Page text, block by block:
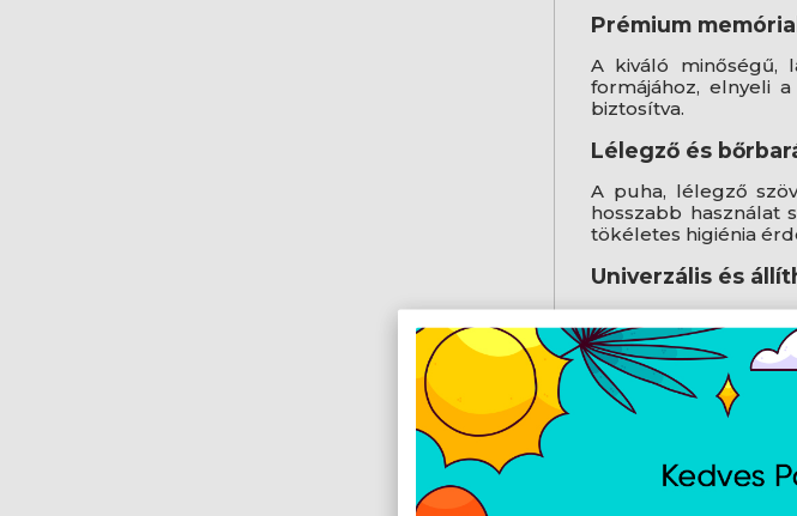
Prémium
A kiváló minőségű,
formájához, elnyeli
biztosítva.
Lélegző és
A puha, lélegző
hosszabb használat
tökéletes higiénia
Univerzális és
A hátoldalán
stabilan rögzíthető a
Fáradtság
Hatékonyan
Műszaki